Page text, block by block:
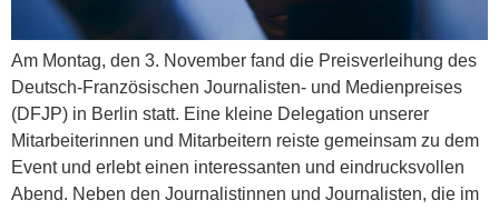
Am Montag, den 3. November fand die Preisverleihung des
Deutsch-Französischen Journalisten- und Medienpreises
(DFJP) in Berlin statt. Eine kleine Delegation unserer
Mitarbeiterinnen und Mitarbeitern reiste gemeinsam zu dem
Event und erlebt einen interessanten und eindrucksvollen
Abend. Neben den Journalistinnen und Journalisten, die im